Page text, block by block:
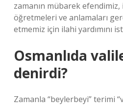
zamanın mübarek
öğretmeleri ve anlamaları
etmemiz için ilahi yardımını
Osmanlıda
denirdi?
Zamanla “beylerbeyi” terimi